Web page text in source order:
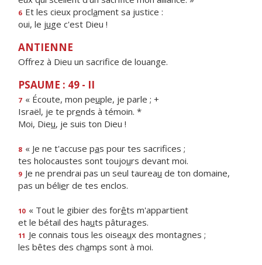
6 Et les cieux proclament sa justice :
oui, le juge c'est Dieu !
ANTIENNE
Offrez à Dieu un sacrifice de louange.
PSAUME : 49 - II
7 « Écoute, mon peuple, je parle ; +
Israël, je te prends à témoin. *
Moi, Dieu, je suis ton Dieu !
8 « Je ne t'accuse pas pour tes sacrifices ;
tes holocaustes sont toujours devant moi.
9 Je ne prendrai pas un seul taureau de ton domaine,
pas un bélier de tes enclos.
10 « Tout le gibier des forêts m'appartient
et le bétail des hauts pâturages.
11 Je connais tous les oiseaux des montagnes ;
les bêtes des champs sont à moi.